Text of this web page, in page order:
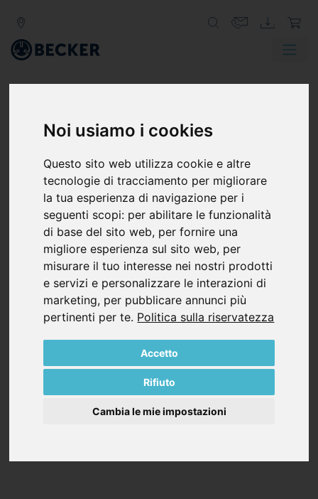
Noi usiamo i cookies
Questo sito web utilizza cookie e altre
tecnologie di tracciamento per migliorare
la tua esperienza di navigazione per i
seguenti scopi: per abilitare le funzionalità
di base del sito web, per fornire una
migliore esperienza sul sito web, per
misurare il tuo interesse nei nostri prodotti
e servizi e personalizzare le interazioni di
marketing, per pubblicare annunci più
pertinenti per te. Politica sulla riservatezza
Accetto
Rifiuto
Cambia le mie impostazioni
VT 4.40
Pompe rotative a palette, senza olio
La VT 4.2 è una pompa volumetrica a secco per medio
vuoto, progettata per funzionare in servizio continuo.
Utilizza palette composite di grafite autolubrificanti,
richiede solo una manutenzione minima e non
necessita di cambio dell'olio.
Funzionamento al 100% a secco (senza olio)
Lunga durata delle palette
Servizio continuo